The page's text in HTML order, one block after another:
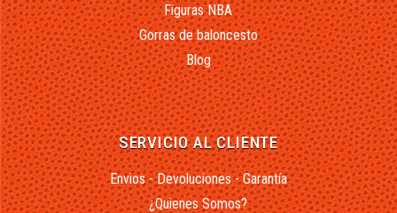
Figuras NBA
Gorras de baloncesto
Blog
SERVICIO AL CLIENTE
Envios - Devoluciones - Garantía
¿Quienes Somos?